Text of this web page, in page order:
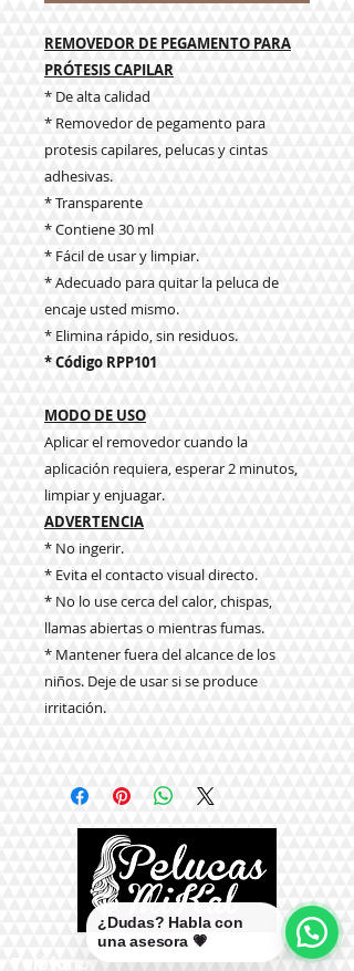
REMOVEDOR DE PEGAMENTO PARA
PRÓTESIS CAPILAR
* De alta calidad
* Removedor de pegamento para
protesis capilares, pelucas y cintas
adhesivas.
* Transparente
* Contiene 30 ml
* Fácil de usar y limpiar.
* Adecuado para quitar la peluca de
encaje usted mismo.
* Elimina rápido, sin residuos.
* Código RPP101
MODO DE USO
Aplicar el removedor cuando la
aplicación requiera, esperar 2 minutos,
limpiar y enjuagar.
ADVERTENCIA
* No ingerir.
* Evita el contacto visual directo.
* No lo use cerca del calor, chispas,
llamas abiertas o mientras fumas.
* Mantener fuera del alcance de los
niños. Deje de usar si se produce
irritación.
¿Dudas? Habla con
una asesora 💗